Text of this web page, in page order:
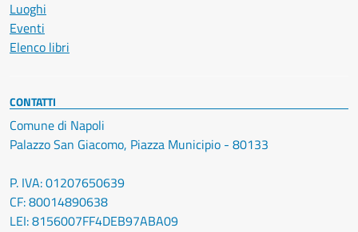
Luoghi
Eventi
Elenco libri
CONTATTI
Comune di Napoli
Palazzo San Giacomo, Piazza Municipio - 80133
P. IVA: 01207650639
CF: 80014890638
LEI: 8156007FF4DEB97ABA09